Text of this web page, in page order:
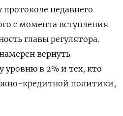
недавнего
с момента вступления
главы регулятора.
вернуть
в 2% и тех, кто
кредитной политики,